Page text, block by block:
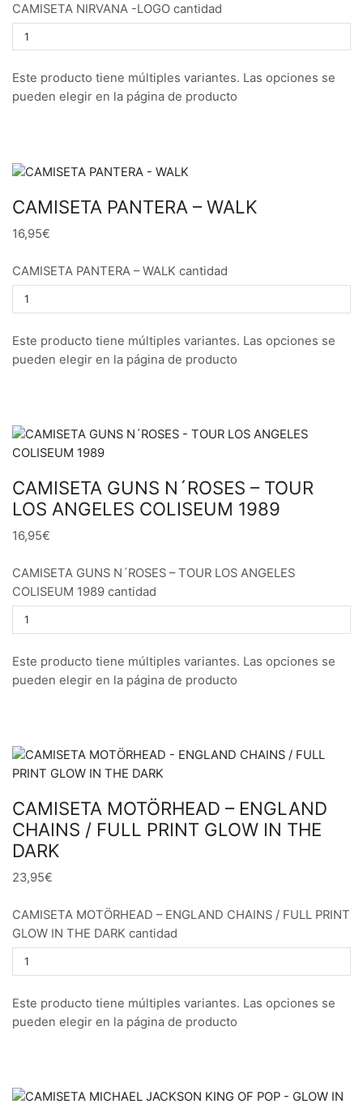
CAMISETA NIRVANA -LOGO cantidad
Este producto tiene múltiples variantes. Las opciones se
pueden elegir en la página de producto
CAMISETA PANTERA – WALK
16,95€
CAMISETA PANTERA – WALK cantidad
Este producto tiene múltiples variantes. Las opciones se
pueden elegir en la página de producto
CAMISETA GUNS N´ROSES – TOUR
LOS ANGELES COLISEUM 1989
16,95€
CAMISETA GUNS N´ROSES – TOUR LOS ANGELES
COLISEUM 1989 cantidad
Este producto tiene múltiples variantes. Las opciones se
pueden elegir en la página de producto
CAMISETA MOTÖRHEAD – ENGLAND
CHAINS / FULL PRINT GLOW IN THE
DARK
23,95€
CAMISETA MOTÖRHEAD – ENGLAND CHAINS / FULL PRINT
GLOW IN THE DARK cantidad
Este producto tiene múltiples variantes. Las opciones se
pueden elegir en la página de producto